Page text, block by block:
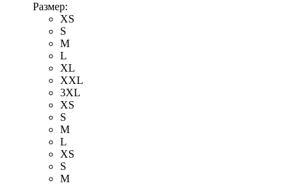
Размер:
XS
S
M
L
XL
XXL
3XL
XS
S
M
L
XS
S
M